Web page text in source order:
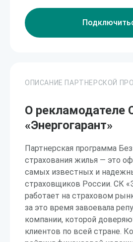
ОПИСАНИЕ ПАРТНЕРСКОЙ
О рекламодателе
«Энергогарант»
Партнерская программа
страхования жилья — это
самых известных и
страховщиков России. СК
работает на страховом
за это время завоевала
компании, которой
клиентов по всей стране.